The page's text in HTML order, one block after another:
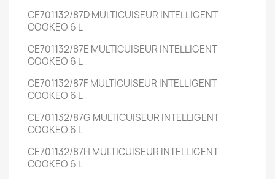
CE701132/87DMULTICUISEUR INTELLIGENT
COOKEO 6 L
CE701132/87E MULTICUISEUR INTELLIGENT
COOKEO 6 L
CE701132/87FMULTICUISEUR INTELLIGENT
COOKEO 6 L
CE701132/87G MULTICUISEUR INTELLIGENT
COOKEO 6 L
CE701132/87H MULTICUISEUR INTELLIGENT
COOKEO 6 L